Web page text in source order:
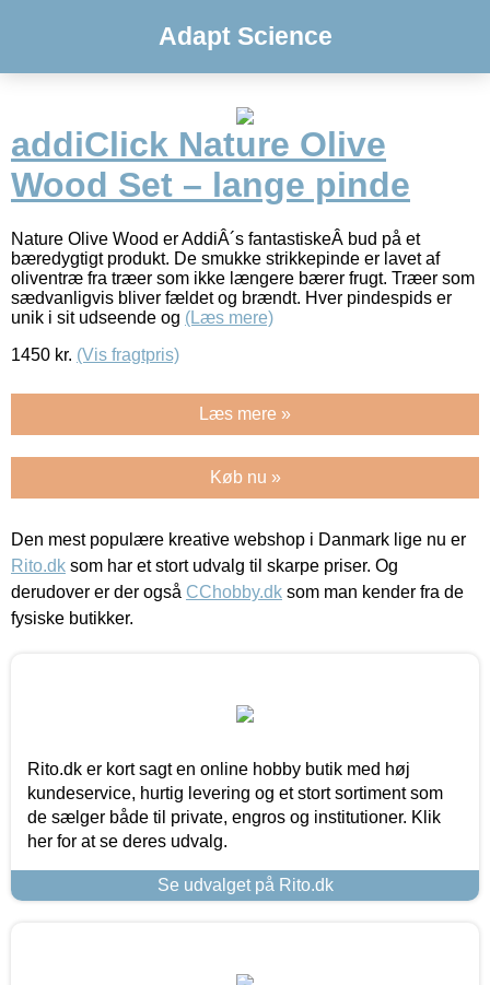
Adapt Science
addiClick Nature Olive
Wood Set – lange pinde
Nature Olive Wood er AddiÂ´s fantastiskeÂ bud på et
bæredygtigt produkt. De smukke strikkepinde er lavet af
oliventræ fra træer som ikke længere bærer frugt. Træer som
sædvanligvis bliver fældet og brændt. Hver pindespids er
unik i sit udseende og (Læs mere)
1450 kr. (Vis fragtpris)
Læs mere »
Køb nu »
Den mest populære kreative webshop i Danmark lige nu er
Rito.dk som har et stort udvalg til skarpe priser. Og
derudover er der også CChobby.dk som man kender fra de
fysiske butikker.
Rito.dk er kort sagt en online hobby butik med høj
kundeservice, hurtig levering og et stort sortiment som
de sælger både til private, engros og institutioner. Klik
her for at se deres udvalg.
Se udvalget på Rito.dk